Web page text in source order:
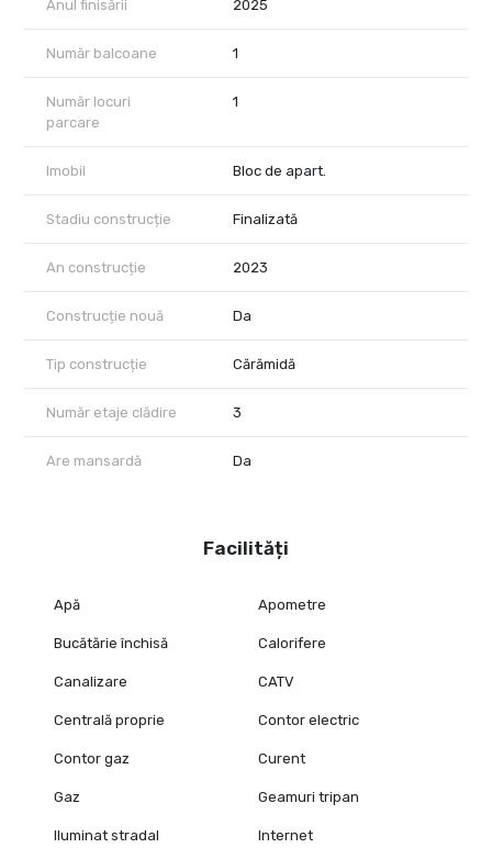
Anul finisării 2025
Număr balcoane 1
Număr locuri
parcare
1
Imobil Bloc de apart.
Stadiu construcție Finalizată
An construcție 2023
Construcție nouă Da
Tip construcție Cărămidă
Număr etaje clădire 3
Are mansardă Da
Facilități
Apă Apometre
Bucătărie închisă Calorifere
Canalizare CATV
Centrală proprie Contor electric
Contor gaz Curent
Gaz Geamuri tripan
Iluminat stradal Internet